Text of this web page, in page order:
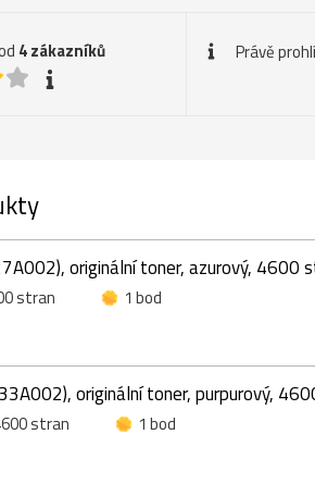
4zákazníků
Právě
originální toner, azurový, 4600
stran
1 bod
originální toner, purpurový,
stran
1 bod